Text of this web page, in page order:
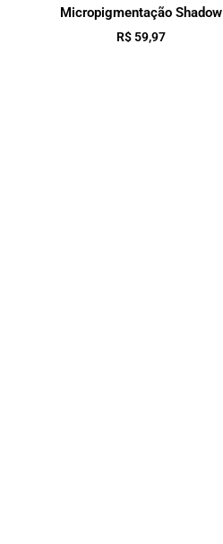
Micropigmentação Shadow
R$59,97